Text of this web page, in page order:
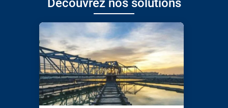
Découvrez nos solutions